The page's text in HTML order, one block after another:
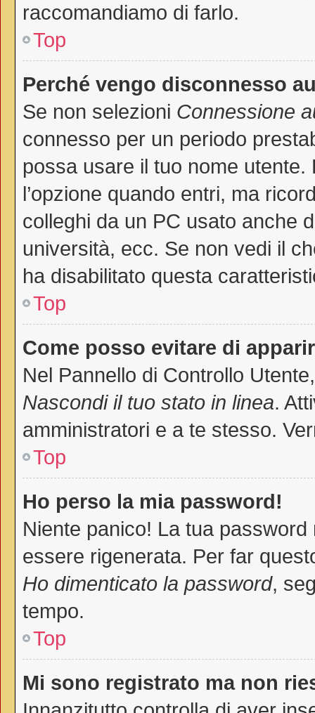
raccomandiamo di farlo.
Top
Perché vengo disconnesso
Se non selezioni Connessione
connesso per un periodo
possa usare il tuo nome
l’opzione quando entri, ma
colleghi da un PC usato anche
università, ecc. Se non vedi il
ha disabilitato questa
Top
Come posso evitare di
Nel Pannello di Controllo
Nascondi il tuo stato in linea.
amministratori e a te stesso.
Top
Ho perso la mia password!
Niente panico! La tua
essere rigenerata. Per far
Ho dimenticato la password,
tempo.
Top
Mi sono registrato ma non